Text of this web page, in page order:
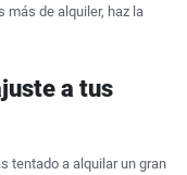
más de alquiler, haz la
a tus
tentado a alquilar un gran